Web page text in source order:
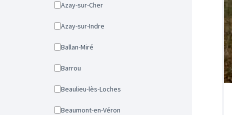
Azay-sur-Cher
Azay-sur-Indre
Ballan-Miré
Barrou
Beaulieu-lès-Loches
Beaumont-en-Véron